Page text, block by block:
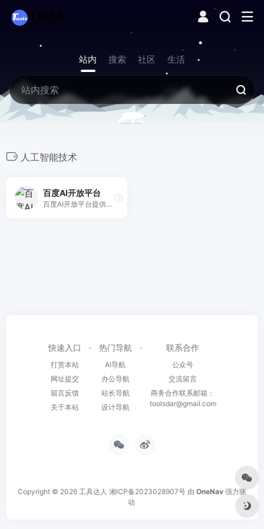
站内 搜索 社区 生活
人工智能技术
百度AI开放平台
百度AI开放平台提供全球领先的语音、图像、NLP等多项人工智能技术，开放对话式人工智能系统、智能驾驶系统两大行业生态，共享AI领域最新的应用场景和解决方案，帮您提升竞争力，开创未来。
快速入口
打赏本站
网址提交
留言反馈
关于本站
热门导航
AI导航
办公导航
站长导航
设计导航
联系合作
公众号
交流留言
商务合作联系邮箱：
toolsdar@gmail.com
Copyright © 2026 工具达人 湘ICP备2023028907号 由 OneNav 强力驱
动